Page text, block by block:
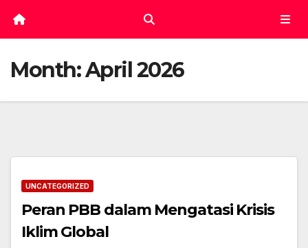
Month:April 2026
UNCATEGORIZED
Peran PBB dalam Mengatasi Krisis
Iklim Global